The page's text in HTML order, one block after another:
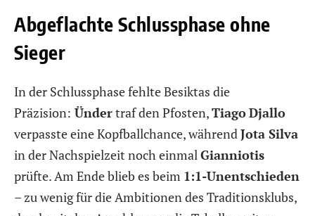
Abgeflachte Schlussphase ohne
Sieger
In der Schlussphase fehlte Besiktas die
Präzision: Ündertraf den Pfosten,TiagoDjallo
verpasste eine Kopfballchance, während Jota Silva
in der Nachspielzeit noch einmal Gianniotis
prüfte. Am Ende blieb es beim 1:1-Unentschieden
– zu wenig für die Ambitionen des Traditionsklubs,